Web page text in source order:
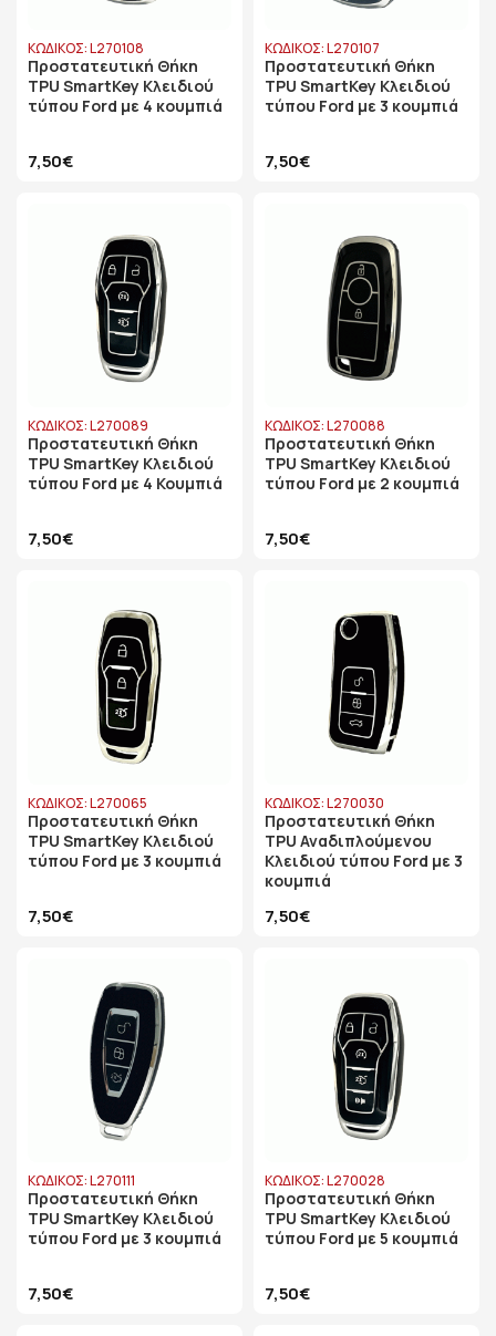
ΚΩΔΙΚΟΣ: L270108
Προστατευτική Θήκη
TPU SmartKey Κλειδιού
τύπου Ford με 4 κουμπιά
7,50€
ΚΩΔΙΚΟΣ: L270107
Προστατευτική Θήκη
TPU SmartKey Κλειδιού
τύπου Ford με 3 κουμπιά
7,50€
ΚΩΔΙΚΟΣ: L270089
Προστατευτική Θήκη
TPU SmartKey Κλειδιού
τύπου Ford με 4 Κουμπιά
7,50€
ΚΩΔΙΚΟΣ: L270088
Προστατευτική Θήκη
TPU SmartKey Κλειδιού
τύπου Ford με 2 κουμπιά
7,50€
ΚΩΔΙΚΟΣ: L270065
Προστατευτική Θήκη
TPU SmartKey Κλειδιού
τύπου Ford με 3 κουμπιά
7,50€
ΚΩΔΙΚΟΣ: L270030
Προστατευτική Θήκη
TPU Αναδιπλούμενου
Κλειδιού τύπου Ford με 3
κουμπιά
7,50€
ΚΩΔΙΚΟΣ: L270111
Προστατευτική Θήκη
TPU SmartKey Κλειδιού
τύπου Ford με 3 κουμπιά
7,50€
ΚΩΔΙΚΟΣ: L270028
Προστατευτική Θήκη
TPU SmartKey Κλειδιού
τύπου Ford με 5 κουμπιά
7,50€